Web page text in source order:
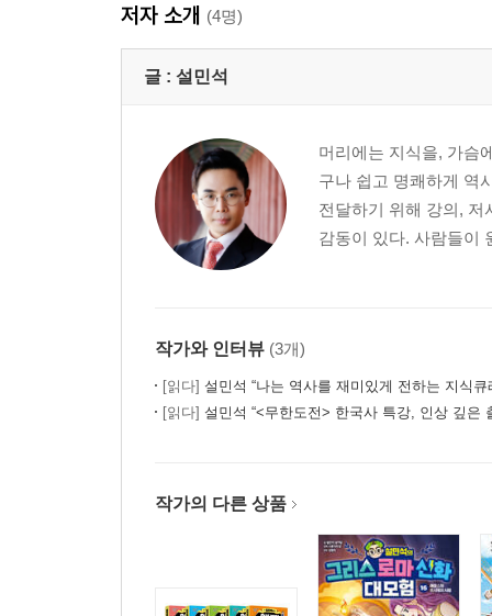
저자 소개 (4명)
글 : 설민석
머리에는 지식을, 가슴
구나 쉽고 명쾌하게 역
전달하기 위해 강의,
감동이 있다. 사람들이
작가와 인터뷰 (3개)
[읽다] 설민석 “나는 역사를 재미있게 전하는 지식큐
[읽다] 설민석 “<무한도전> 한국사 특강, 인상 깊은
작가의 다른 상품